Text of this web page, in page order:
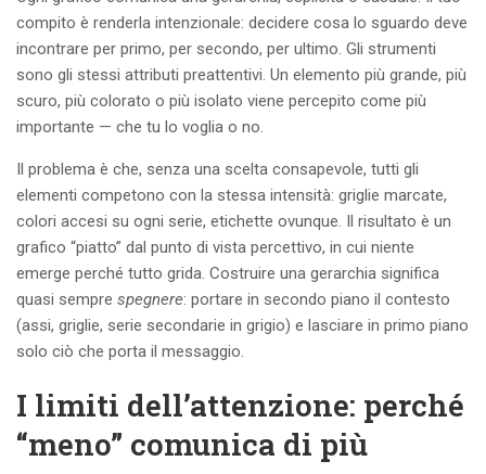
compito è renderla intenzionale: decidere cosa lo sguardo deve
incontrare per primo, per secondo, per ultimo. Gli strumenti
sono gli stessi attributi preattentivi. Un elemento più grande, più
scuro, più colorato o più isolato viene percepito come più
importante — che tu lo voglia o no.
Il problema è che, senza una scelta consapevole, tutti gli
elementi competono con la stessa intensità: griglie marcate,
colori accesi su ogni serie, etichette ovunque. Il risultato è un
grafico “piatto” dal punto di vista percettivo, in cui niente
emerge perché tutto grida. Costruire una gerarchia significa
quasi sempre spegnere: portare in secondo piano il contesto
(assi, griglie, serie secondarie in grigio) e lasciare in primo piano
solo ciò che porta il messaggio.
I limiti dell’attenzione: perché
“meno” comunica di più